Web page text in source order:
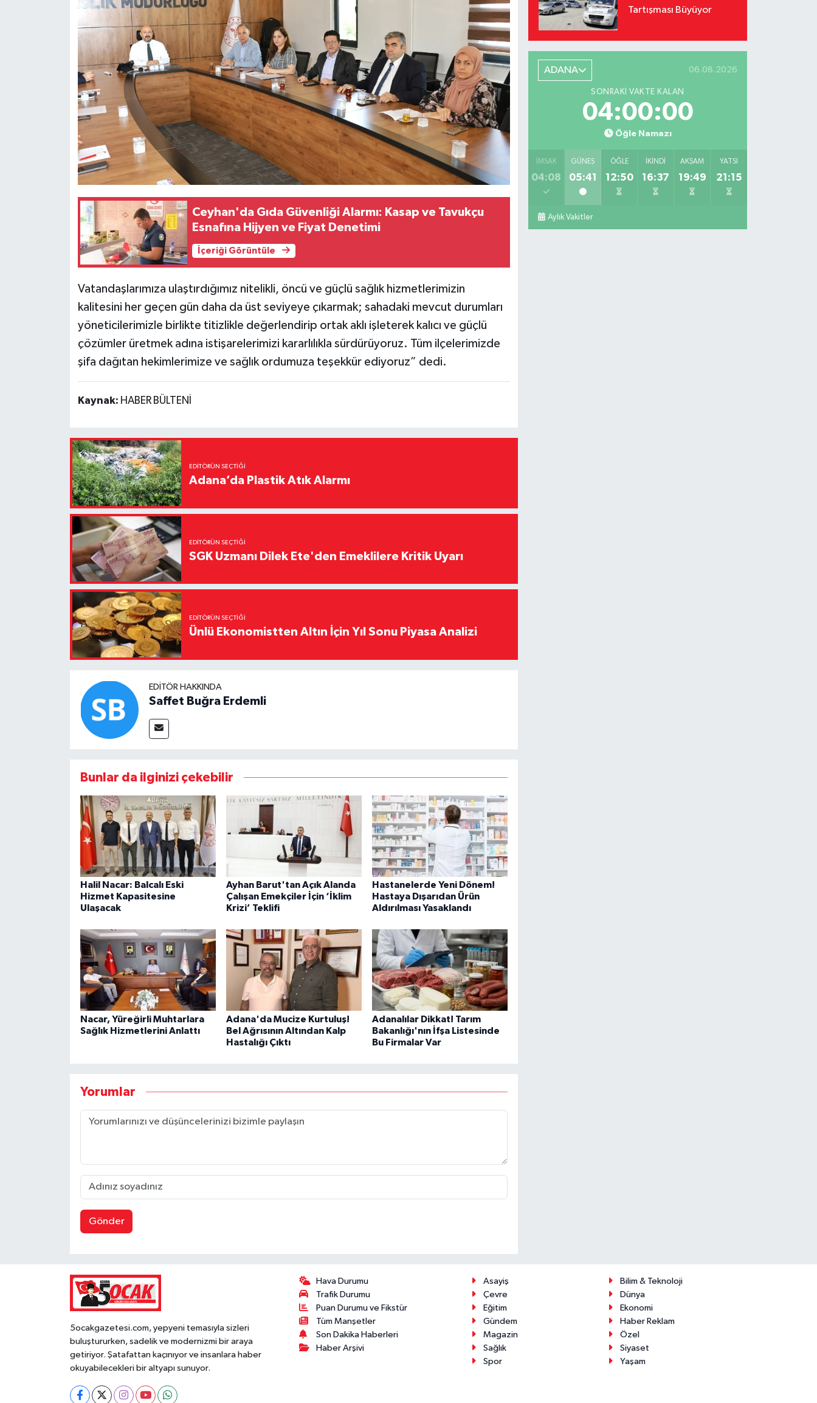
Ceyhan'da Gıda Güvenliği Alarmı: Kasap ve Tavukçu
Esnafına Hijyen ve Fiyat Denetimi
İçeriği Görüntüle
Vatandaşlarımıza ulaştırdığımız nitelikli, öncü ve güçlü sağlık hizmetlerimizin
kalitesini her geçen gün daha da üst seviyeye çıkarmak; sahadaki mevcut durumları
yöneticilerimizle birlikte titizlikle değerlendirip ortak aklı işleterek kalıcı ve güçlü
çözümler üretmek adına istişarelerimizi kararlılıkla sürdürüyoruz. Tüm ilçelerimizde
şifa dağıtan hekimlerimize ve sağlık ordumuza teşekkür ediyoruz” dedi.
Kaynak: HABER BÜLTENİ
EDITÖRÜN SEÇTIĞI
Adana’da Plastik Atık Alarmı
EDITÖRÜN SEÇTIĞI
SGK Uzmanı Dilek Ete'den Emeklilere Kritik Uyarı
EDITÖRÜN SEÇTIĞI
Ünlü Ekonomistten Altın İçin Yıl Sonu Piyasa Analizi
EDITÖR HAKKINDA
Saffet Buğra Erdemli
Bunlar da ilginizi çekebilir
Halil Nacar: Balcalı Eski
Hizmet Kapasitesine
Ulaşacak
Ayhan Barut'tan Açık Alanda
Çalışan Emekçiler İçin ‘İklim
Krizi’ Teklifi
Hastanelerde Yeni Dönem!
Hastaya Dışarıdan Ürün
Aldırılması Yasaklandı
Nacar, Yüreğirli Muhtarlara
Sağlık Hizmetlerini Anlattı
Adana'da Mucize Kurtuluş!
Bel Ağrısının Altından Kalp
Hastalığı Çıktı
Adanalılar Dikkat! Tarım
Bakanlığı'nın İfşa Listesinde
Bu Firmalar Var
Yorumlar
Gönder
Tartışması Büyüyor
ADANA 06.08.2026
SONRAKI VAKTE KALAN
03:59:59
Öğle Namazı
İMSAK
04:08
GÜNEŞ
05:41
ÖĞLE
12:50
İKINDI
16:37
AKŞAM
19:49
YATSI
21:15
Aylık Vakitler
5ocakgazetesi.com, yepyeni temasıyla sizleri
buluştururken, sadelik ve modernizmi bir araya
getiriyor. Şatafattan kaçınıyor ve insanlara haber
okuyabilecekleri bir altyapı sunuyor.
Hava Durumu
Trafik Durumu
Puan Durumu ve Fikstür
Tüm Manşetler
Son Dakika Haberleri
Haber Arşivi
Asayiş
Bilim & Teknoloji
Çevre
Dünya
Eğitim
Ekonomi
Gündem
Haber Reklam
Magazin
Özel
Sağlık
Siyaset
Spor
Yaşam